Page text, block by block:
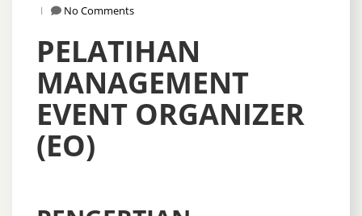
No Comments
PELATIHAN
MANAGEMENT
EVENT ORGANIZER
(EO)